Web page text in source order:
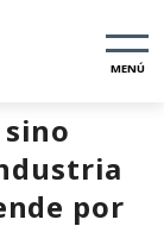
MENÚ
por